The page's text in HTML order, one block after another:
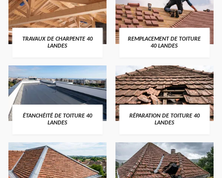
TRAVAUX DE CHARPENTE 40
LANDES
REMPLACEMENT DE TOITURE
40 LANDES
ÉTANCHÉITÉ DE TOITURE 40
LANDES
RÉPARATION DE TOITURE 40
LANDES